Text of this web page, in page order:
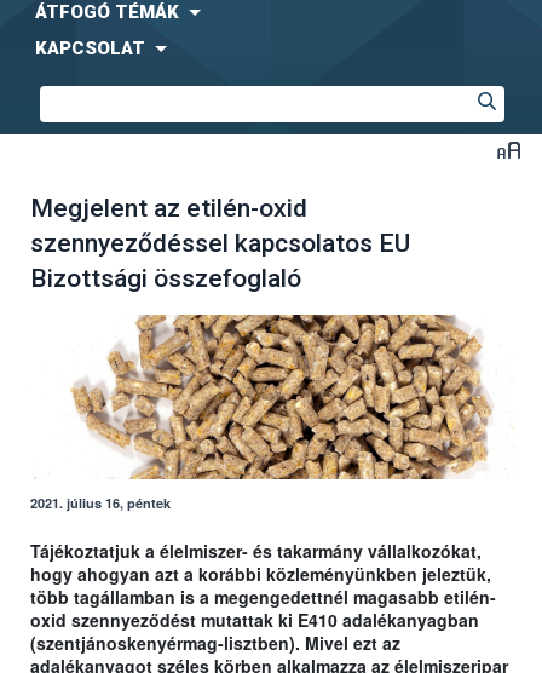
ÁTFOGÓ TÉMÁK
KAPCSOLAT
Megjelent az etilén-oxid
szennyeződéssel kapcsolatos EU
Bizottsági összefoglaló
2021. július 16, péntek
Tájékoztatjuk a élelmiszer- és takarmány vállalkozókat,
hogy ahogyan azt a korábbi közleményünkben jeleztük,
több tagállamban is a megengedettnél magasabb etilén-
oxid szennyeződést mutattak ki E410 adalékanyagban
(szentjánoskenyérmag-lisztben). Mivel ezt az
adalékanyagot széles körben alkalmazza az élelmiszeripar